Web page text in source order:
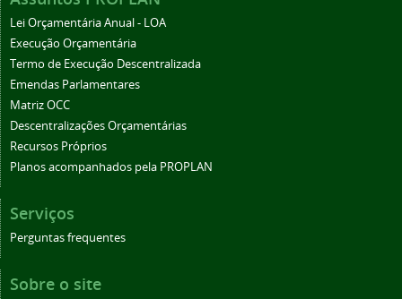
Lei Orçamentária Anual - LOA
Execução Orçamentária
Termo de Execução Descentralizada
Emendas Parlamentares
Matriz OCC
Descentralizações Orçamentárias
Recursos Próprios
Planos acompanhados pela PROPLAN
Serviços
Perguntas frequentes
Sobre o site